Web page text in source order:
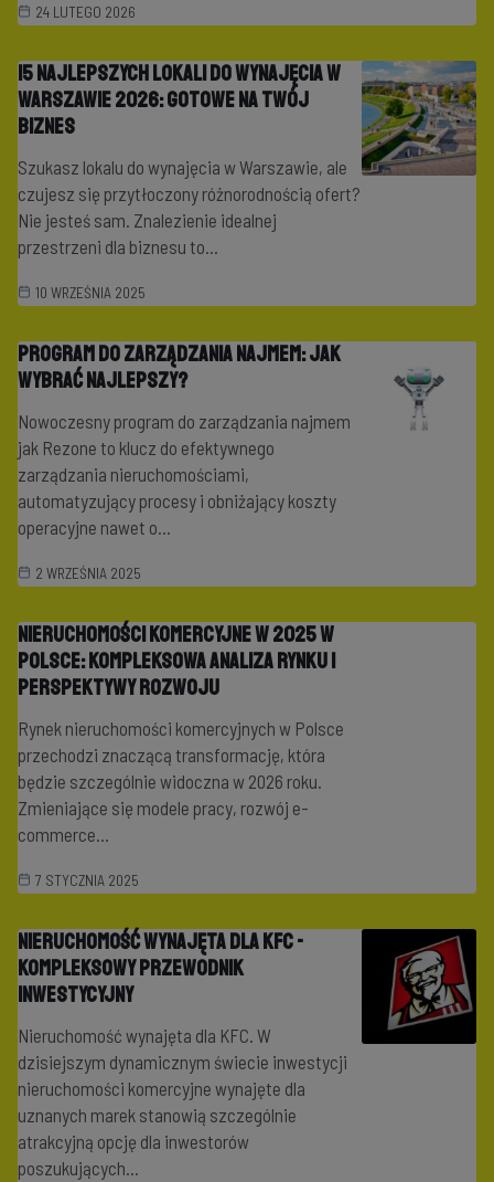
24 LUTEGO 2026
15 najlepszych Lokali do wynajęcia w
Warszawie 2026: Gotowe na Twój
Biznes
Szukasz lokalu do wynajęcia w Warszawie, ale
czujesz się przytłoczony różnorodnością ofert?
Nie jesteś sam. Znalezienie idealnej
przestrzeni dla biznesu to...
10 WRZEŚNIA 2025
Program do zarządzania najmem: jak
wybrać najlepszy?
Nowoczesny program do zarządzania najmem
jak Rezone to klucz do efektywnego
zarządzania nieruchomościami,
automatyzujący procesy i obniżający koszty
operacyjne nawet o...
2 WRZEŚNIA 2025
Nieruchomości komercyjne w 2025 w
Polsce: Kompleksowa analiza rynku i
perspektywy rozwoju
Rynek nieruchomości komercyjnych w Polsce
przechodzi znaczącą transformację, która
będzie szczególnie widoczna w 2026 roku.
Zmieniające się modele pracy, rozwój e-
commerce...
7 STYCZNIA 2025
Nieruchomość wynajęta dla KFC -
Kompleksowy przewodnik
inwestycyjny
Nieruchomość wynajęta dla KFC. W
dzisiejszym dynamicznym świecie inwestycji
nieruchomości komercyjne wynajęte dla
uznanych marek stanowią szczególnie
atrakcyjną opcję dla inwestorów
poszukujących...